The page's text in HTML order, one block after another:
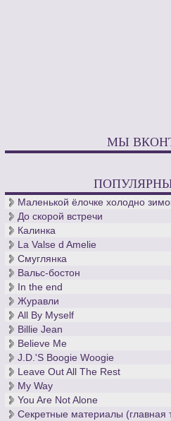
МЫ
Маленькой ёлочке холодно
До скорой встречи
Калинка
La Valse d Amelie
Смуглянка
Вальс-бостон
In the end
Журавли
All By Myself
Billie Jean
Believe Me
J.D.'S Boogie Woogie
Leave Out All The Rest
My Way
You Are Not Alone
Секретные материалы (главная